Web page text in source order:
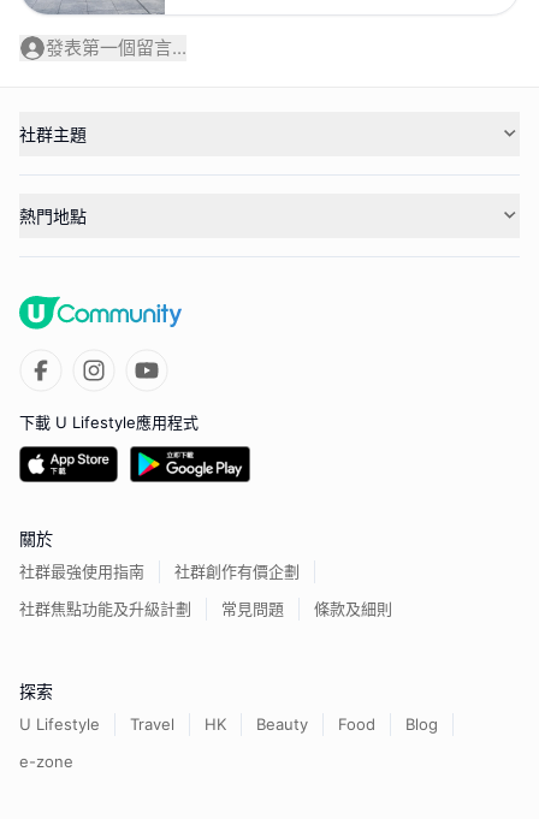
發表第一個留言...
社群主題
熱門地點
下載 U Lifestyle應用程式
關於
社群最強使用指南
社群創作有價企劃
社群焦點功能及升級計劃
常見問題 條款及細則
探索
U Lifestyle Travel HK Beauty Food
Blog
e-zone